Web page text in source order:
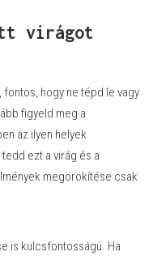
virágot
hogy ne tépd le vagy
figyeld meg a
az ilyen helyek
ezt a virág és a
megörökítése csak
is kulcsfontosságú. Ha